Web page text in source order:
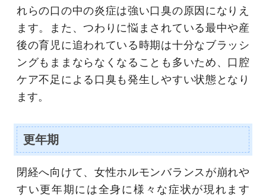
れらの口の中の炎症は強い口臭の原因になりえ
ます。また、つわりに悩まされている最中や産
後の育児に追われている時期は十分なブラッシ
ングもままならなくなることも多いため、口腔
ケア不足による口臭も発生しやすい状態となり
ます。
更年期
閉経へ向けて、女性ホルモンバランスが崩れや
すい更年期には全身に様々な症状が現れます